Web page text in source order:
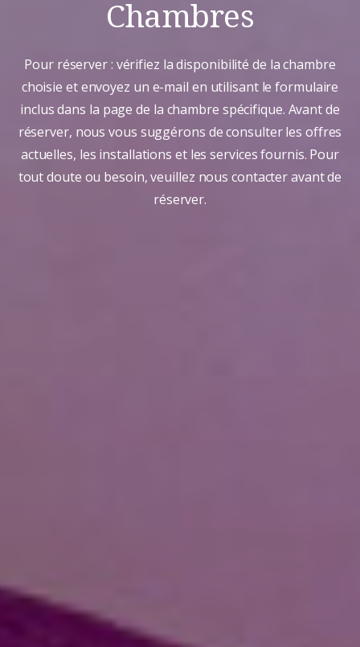
Chambres
Pour réserver : vérifiez la disponibilité de la chambre
choisie et envoyez un e-mail en utilisant le formulaire
inclus dans la page de la chambre spécifique. Avant de
réserver, nous vous suggérons de consulter les offres
actuelles, les installations et les services fournis. Pour
tout doute ou besoin, veuillez nous contacter avant de
réserver.